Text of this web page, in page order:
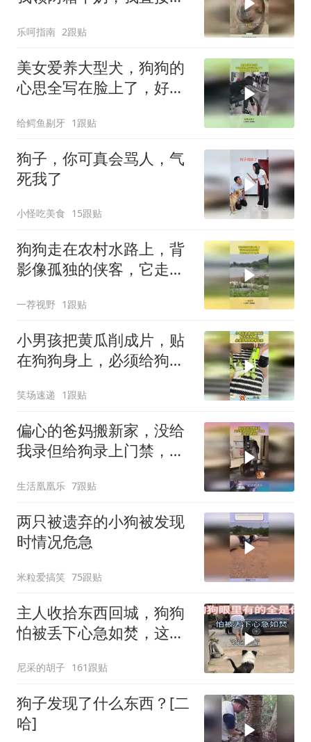
乐呵指南 2跟贴
美女爱养大型犬，狗狗的
心思全写在脸上了，好像
给鳄鱼剔牙 1跟贴
狗子，你可真会骂人，气
死我了
小怪吃美食 15跟贴
狗狗走在农村水路上，背
影像孤独的侠客，它走过
一荐视野 1跟贴
小男孩把黄瓜削成片，贴
在狗狗身上，必须给狗狗
笑场速递 1跟贴
偏心的爸妈搬新家，没给
我录但给狗录上门禁，只
生活凰凰乐 7跟贴
两只被遗弃的小狗被发现
时情况危急
米粒爱搞笑 75跟贴
主人收拾东西回城，狗狗
怕被丢下心急如焚，这就
尼采的胡子 161跟贴
狗子发现了什么东西？[二
哈]